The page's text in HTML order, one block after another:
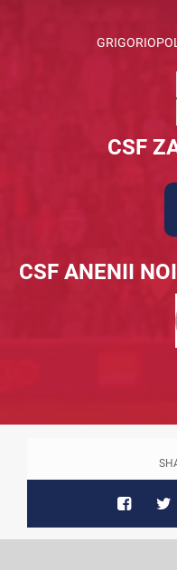
CSF
CSF ANENII